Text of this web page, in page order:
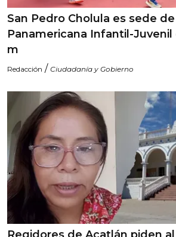
San Pedro Cholula es sede de
Panamericana Infantil-
m
Redacción / Ciudadanía y Gobierno